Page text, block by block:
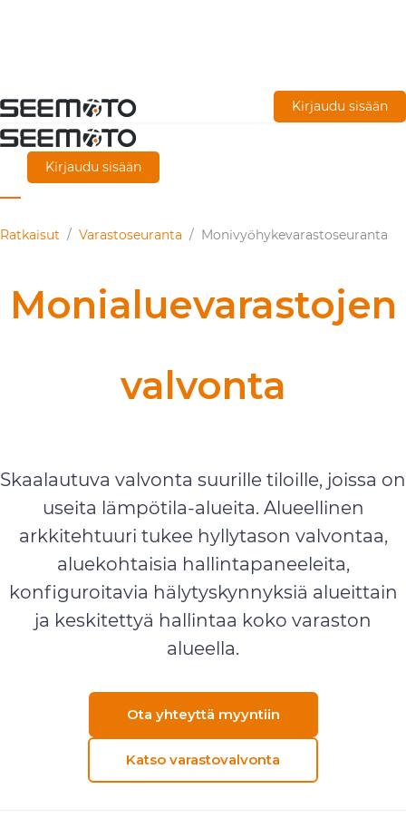
Siirry
pääsisältöön
Kirjaudu sisään
Kirjaudu sisään
Ratkaisut / Varastoseuranta / Monivyöhykevarastoseuranta
Monialuevarastojen
valvonta
Skaalautuva valvonta suurille tiloille, joissa on
useita lämpötila-alueita. Alueellinen
arkkitehtuuri tukee hyllytason valvontaa,
aluekohtaisia hallintapaneeleita,
konfiguroitavia hälytyskynnyksiä alueittain
ja keskitettyä hallintaa koko varaston
alueella.
Ota yhteyttä myyntiin
Katso varastovalvonta